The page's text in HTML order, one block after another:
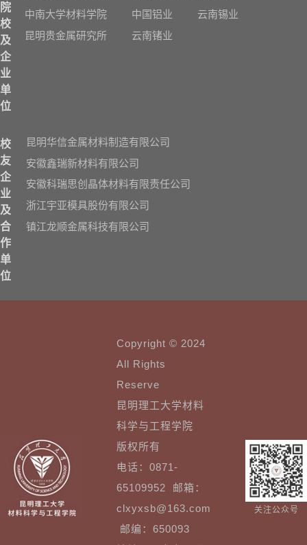
院
校
及
企
业
单
位
中南大学材料学院
中国铝业
云南锡业
昆明贵金属研究所
云南锗业
校
友
企
业
及
合
作
单
位
昆明华信金属材料制造有限公司
安徽鑫瑞新材料有限公司
安徽科瑞思创晶体材料有限责任公司
浙江宇亚模具股份有限公司
镇江龙顺金属科技有限公司
Copyright © 2024
All Rights
Reserve
昆明理工大学材料
科学与工程学院
版权所有
电话：0871-
65109952 邮箱：
clxyxsb@163.com
邮编：650093
关注公众号